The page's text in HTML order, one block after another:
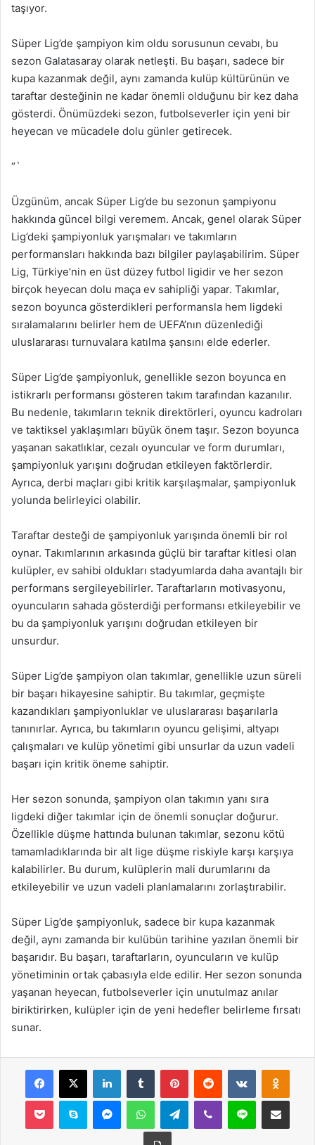
taşıyor.
Süper Lig’de şampiyon kim oldu sorusunun cevabı, bu
sezon Galatasaray olarak netleşti. Bu başarı, sadece bir
kupa kazanmak değil, aynı zamanda kulüp kültürünün ve
taraftar desteğinin ne kadar önemli olduğunu bir kez daha
gösterdi. Önümüzdeki sezon, futbolseverler için yeni bir
heyecan ve mücadele dolu günler getirecek.
“`
Üzgünüm, ancak Süper Lig’de bu sezonun şampiyonu
hakkında güncel bilgi veremem. Ancak, genel olarak Süper
Lig’deki şampiyonluk yarışmaları ve takımların
performansları hakkında bazı bilgiler paylaşabilirim. Süper
Lig, Türkiye’nin en üst düzey futbol ligidir ve her sezon
birçok heyecan dolu maça ev sahipliği yapar. Takımlar,
sezon boyunca gösterdikleri performansla hem ligdeki
sıralamalarını belirler hem de UEFA’nın düzenlediği
uluslararası turnuvalara katılma şansını elde ederler.
Süper Lig’de şampiyonluk, genellikle sezon boyunca en
istikrarlı performansı gösteren takım tarafından kazanılır.
Bu nedenle, takımların teknik direktörleri, oyuncu kadroları
ve taktiksel yaklaşımları büyük önem taşır. Sezon boyunca
yaşanan sakatlıklar, cezalı oyuncular ve form durumları,
şampiyonluk yarışını doğrudan etkileyen faktörlerdir.
Ayrıca, derbi maçları gibi kritik karşılaşmalar, şampiyonluk
yolunda belirleyici olabilir.
Taraftar desteği de şampiyonluk yarışında önemli bir rol
oynar. Takımlarının arkasında güçlü bir taraftar kitlesi olan
kulüpler, ev sahibi oldukları stadyumlarda daha avantajlı bir
performans sergileyebilirler. Taraftarların motivasyonu,
oyuncuların sahada gösterdiği performansı etkileyebilir ve
bu da şampiyonluk yarışını doğrudan etkileyen bir
unsurdur.
Süper Lig’de şampiyon olan takımlar, genellikle uzun süreli
bir başarı hikayesine sahiptir. Bu takımlar, geçmişte
kazandıkları şampiyonluklar ve uluslararası başarılarla
tanınırlar. Ayrıca, bu takımların oyuncu gelişimi, altyapı
çalışmaları ve kulüp yönetimi gibi unsurlar da uzun vadeli
başarı için kritik öneme sahiptir.
Her sezon sonunda, şampiyon olan takımın yanı sıra
ligdeki diğer takımlar için de önemli sonuçlar doğurur.
Özellikle düşme hattında bulunan takımlar, sezonu kötü
tamamladıklarında bir alt lige düşme riskiyle karşı karşıya
kalabilirler. Bu durum, kulüplerin mali durumlarını da
etkileyebilir ve uzun vadeli planlamalarını zorlaştırabilir.
Süper Lig’de şampiyonluk, sadece bir kupa kazanmak
değil, aynı zamanda bir kulübün tarihine yazılan önemli bir
başarıdır. Bu başarı, taraftarların, oyuncuların ve kulüp
yönetiminin ortak çabasıyla elde edilir. Her sezon sonunda
yaşanan heyecan, futbolseverler için unutulmaz anılar
biriktirirken, kulüpler için de yeni hedefler belirleme fırsatı
sunar.
Facebook
X LinkedInTumblr PinterestReddit VKontakte
Pocket Skype MessengerWhatsAppTelegramViber Line E-Posta ile
Yazdır